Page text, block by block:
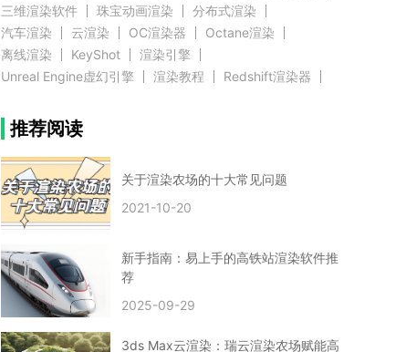
三维渲染软件
珠宝动画渲染
分布式渲染
汽车渲染
云渲染 OC渲染器
Octane渲染
离线渲染
KeyShot
渲染引擎
Unreal Engine虚幻引擎
渲染教程
Redshift渲染器
推荐阅读
3D模型教程
云渲染农场使用教程
渲染图黑色
云渲染农场价格
建筑效果图渲染
渲染速度慢
贴图教程
CG角色制作心得
动画渲染 在线渲染
渲染技巧
雕刻3D模型
Blender云端渲染
maya渲染 CG动画
动画制作
Blender
CG渲染 渲染农场
3dmax云端渲染
渲染图
CG原画
clarisse教程
拟真人物制作 实时渲染
视觉效果
推荐阅读
关于渲染农场的十大常见问题
2021-10-20
新手指南：易上手的高铁站渲染软件推
荐
2025-09-29
3ds Max云渲染：瑞云渲染农场赋能高